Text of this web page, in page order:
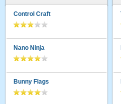
Control Craft
Nano Ninja
Bunny Flags